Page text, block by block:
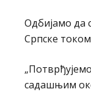
Одбијамо да
Српске
садашњим